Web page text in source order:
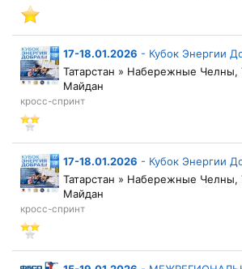
17-18.01.2026 - Кубок Энергии
Татарстан » Набережные Челны,
Майдан
кросс-спринт
17-18.01.2026 - Кубок Энергии
Татарстан » Набережные Челны,
Майдан
кросс-спринт